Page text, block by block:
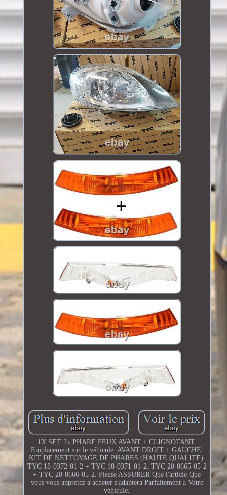
1X SET 2x PHARE FEUX AVANT + CLIGNOTANT.
Emplacement sur le véhicule: AVANT DROIT + GAUCHE.
KIT DE NETTOYAGE DE PHARES (HAUTE QUALITÉ).
TYC 18-0372-01-2 + TYC 18-0371-01-2. TYC 20-0665-05-2
+ TYC 20-0666-05-2. Please ASSURER Que l'article Que
vous vous appretez a acheter s'adaptera Parfaitement a Votre
véhicule.